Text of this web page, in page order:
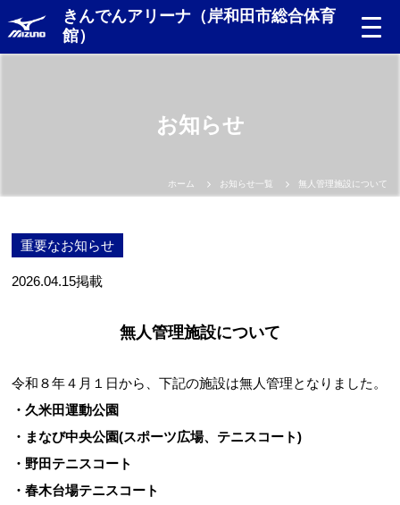
きんでんアリーナ（岸和田市総合体育
館）
お知らせ
ホーム お知らせ一覧 無人管理施設について
重要なお知らせ
2026.04.15掲載
無人管理施設について
令和８年４月１日から、下記の施設は無人管理となりました。
・久米田運動公園
・まなび中央公園(スポーツ広場、テニスコート)
・野田テニスコート
・春木台場テニスコート